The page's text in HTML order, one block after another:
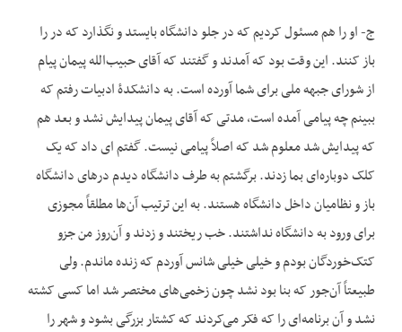
ج- او را هم مسئول کردیم که در جلو دانشگاه بایستد و نگذارد که در را
باز کنند. این وقت بود که آمدند و گفتند که آقای حبیب‌الله پیمان پیام
از شورای جبهه ملی برای شما آورده است. به دانشکدۀ ادبیات رفتم که
ببینم چه پیامی آمده است، مدتی که آقای پیمان پیدایش نشد و بعد هم
که پیدایش شد معلوم شد که اصلاً پیامی نیست. گفتم ای داد که یک
کلک دوباره‌ای بما زدند. برگشتم به طرف دانشگاه دیدم درهای دانشگاه
باز و نظامیان داخل دانشگاه هستند. به این ترتیب آن‌ها مطلقاً مجوزی
برای ورود به دانشگاه نداشتند. خب ریختند و زدند و آن‌روز من جزو
کتک‌خوردگان بودم و خیلی خیلی شانس آوردم که زنده ماندم. ولی
طبیعتاً آن‌جور که بنا بود نشد چون زخمی‌های مختصر شد اما کسی کشته
نشد و آن برنامه‌ای را که فکر می‌کردند که کشتار بزرگی بشود و شهر را